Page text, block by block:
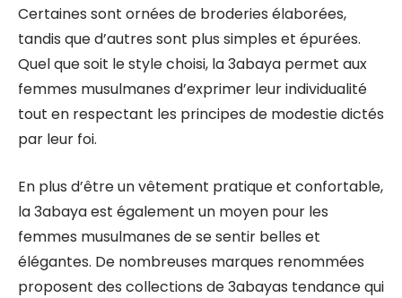
Certaines sont ornées de broderies élaborées,
tandis que d’autres sont plus simples et épurées.
Quel que soit le style choisi, la 3abaya permet aux
femmes musulmanes d’exprimer leur individualité
tout en respectant les principes de modestie dictés
par leur foi.
En plus d’être un vêtement pratique et confortable,
la 3abaya est également un moyen pour les
femmes musulmanes de se sentir belles et
élégantes. De nombreuses marques renommées
proposent des collections de 3abayas tendance qui